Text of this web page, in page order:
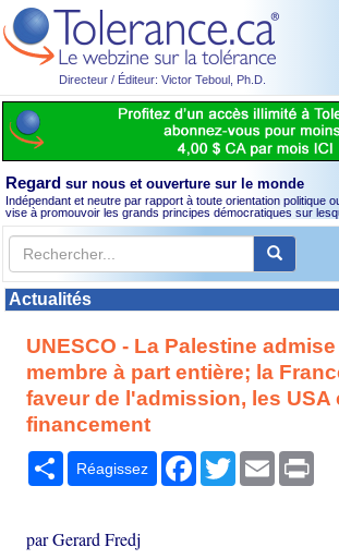
Directeur / Éditeur: Victor Teboul, Ph.D.
Regard sur nous et ouverture sur le monde
Indépendant et neutre par rapport à toute orientation politique
vise à promouvoir les grands principes démocratiques sur
Actualités
UNESCO - La Palestine
membre à part entière; la
faveur de l'admission, les USA
financement
Partager
Réagissez Facebook
TwitterEmail
par Gerard Fredj